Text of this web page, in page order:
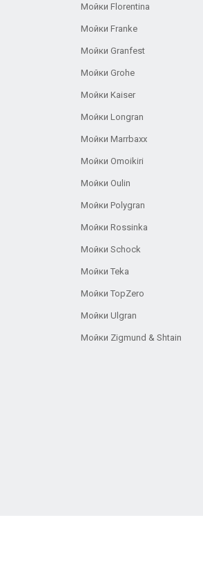
Мойки Florentina
Мойки Franke
Мойки Granfest
Мойки Grohe
Мойки Kaiser
Мойки Longran
Мойки Marrbaxx
Мойки Omoikiri
Мойки Oulin
Мойки Polygran
Мойки Rossinka
Мойки Schock
Мойки Teka
Мойки TopZero
Мойки Ulgran
Мойки Zigmund & Shtain